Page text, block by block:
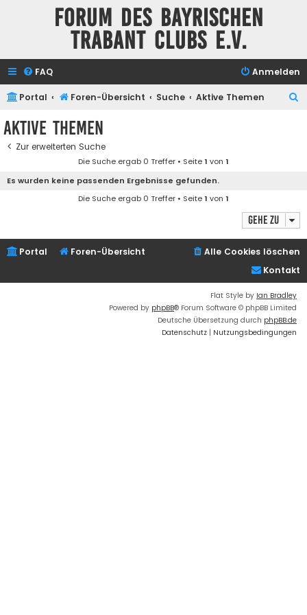
Forum des Bayrischen
Trabant Clubs e.V.
FAQ Anmelden
Portal Foren-Übersicht Suche Aktive Themen
Aktive Themen
Zur erweiterten Suche
Die Suche ergab 0 Treffer • Seite1 von 1
Es wurden keine passenden Ergebnisse gefunden.
Die Suche ergab 0 Treffer • Seite1 von 1
Gehe zu
Portal Foren-Übersicht
Alle Cookies löschen
Kontakt
Flat Style by Ian Bradley
Powered by phpBB® Forum Software © phpBB Limited
Deutsche Übersetzung durch phpBB.de
Datenschutz | Nutzungsbedingungen